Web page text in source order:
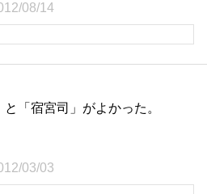
08/14
と「宿宮司」がよかった。
03/03